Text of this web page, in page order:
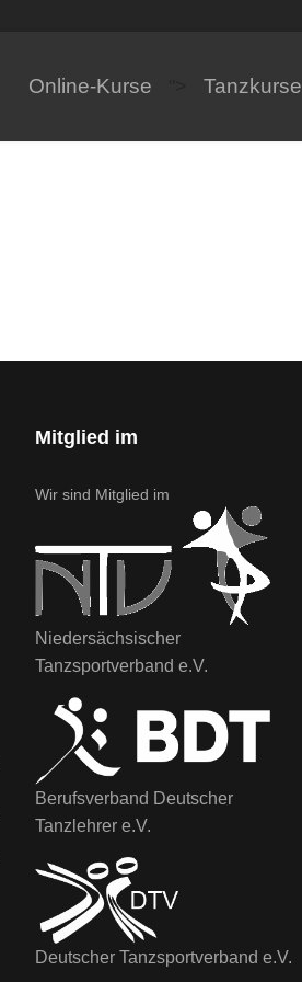
Online-Kurse Tanzkurse
Mitglied im
Wir sind Mitglied im
Niedersächsischer
Tanzsportverband e.V.
Berufsverband Deutscher
Tanzlehrer e.V.
Deutscher Tanzsportverband e.V.